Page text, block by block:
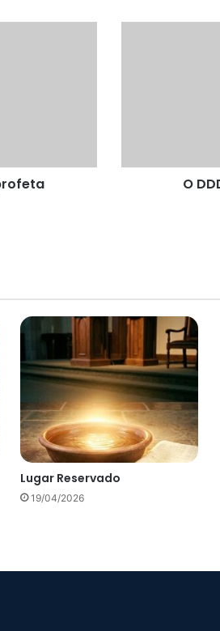
O
Lugar Reservado
19/04/2026